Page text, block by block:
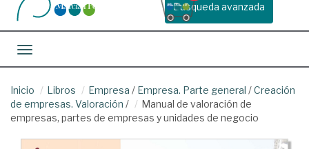
Busqueda avanzada
Toggle navigation
Inicio Libros Empresa / Empresa. Parte general /Creación
de empresas. Valoración /
Manual de valoración de
empresas, partes de empresas y unidades de negocio